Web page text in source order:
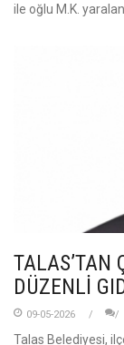
ile oğlu M.K.
TALAS’TAN
DÜZENLİ
09-05-2026
Talas Belediyesi,